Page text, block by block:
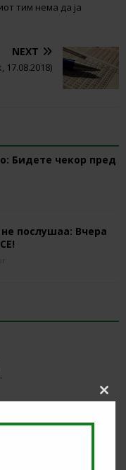
тим нема да ја
NEXT
17.08.2018)
Бидете чекор пред
послушаа: Вчера
Close